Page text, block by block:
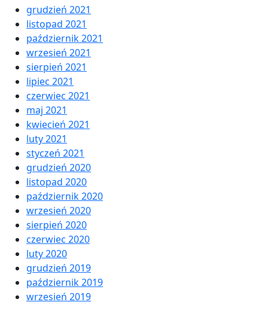
grudzień 2021
listopad 2021
październik 2021
wrzesień 2021
sierpień 2021
lipiec 2021
czerwiec 2021
maj 2021
kwiecień 2021
luty 2021
styczeń 2021
grudzień 2020
listopad 2020
październik 2020
wrzesień 2020
sierpień 2020
czerwiec 2020
luty 2020
grudzień 2019
październik 2019
wrzesień 2019